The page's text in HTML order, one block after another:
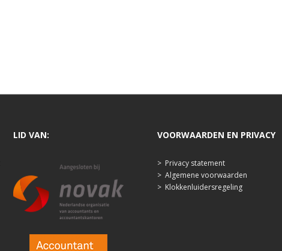
LID VAN: VOORWAARDEN EN PRIVACY
> Privacy statement
> Algemene voorwaarden
> Klokkenluidersregeling